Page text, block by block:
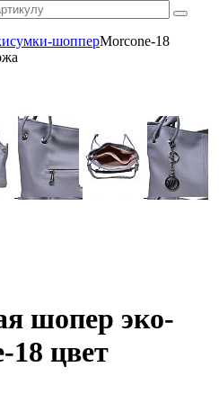
сумки-шопперMorcone-18
шопер эко-
18 цвет